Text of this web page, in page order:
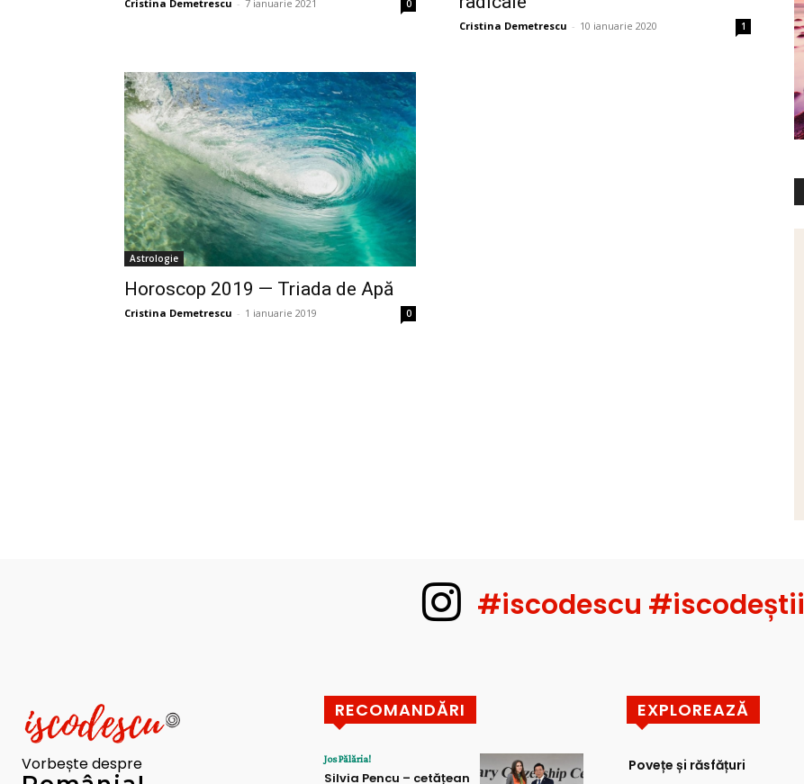
Cristina Demetrescu - 7 ianuarie 2021 0
Cristina Demetrescu - 10 ianuarie 2020 1
Astrologie
Horoscop 2019 — Triada de Apă
Cristina Demetrescu - 1 ianuarie 2019 0
#iscodescu #iscodeștii
Vorbește despre
RECOMANDĂRI
Jos Pălăria!
Silvia Pencu – cetățean
EXPLOREAZĂ
Povețe și răsfățuri